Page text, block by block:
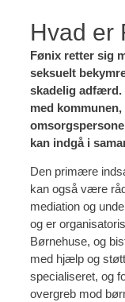
Hvad er
Fønix retter sig
seksuelt
skadelig adfærd.
med
kan indgå i
Den primære
kan også være
mediation og
og er
Børnehuse, og
med hjælp og
specialiseret, og
overgreb mod